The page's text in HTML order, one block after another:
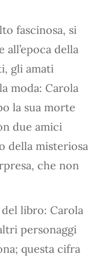
fascinosa, si
della
gli amati
moda: Carola
la sua morte
due amici
della misteriosa
che non
libro: Carola
personaggi
questa cifra